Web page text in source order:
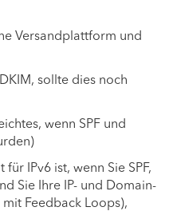
Versandplattform und
sollte dies noch
wenn SPF und
IPv6 ist, wenn Sie SPF,
Sie Ihre IP- und Domain-
Feedback Loops),